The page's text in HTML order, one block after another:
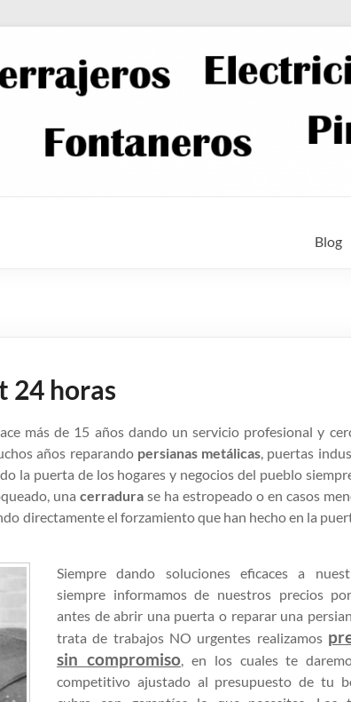
Blog
24 horas
más de 15 años dando un servicio profesional y
años reparando persianas metálicas, puertas
la puerta de los hogares y negocios del pueblo
una cerradura se ha estropeado o en casos
directamente el forzamiento que han hecho en la
Siempre dando soluciones eficaces a
siempre informamos de nuestros precios
antes de abrir una puerta o reparar una
trata de trabajos NO urgentes realizamos
sin compromiso, en los cuales te
competitivo ajustado al presupuesto de tu